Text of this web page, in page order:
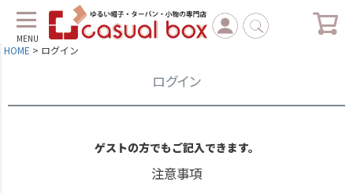
MENU
HOME ログイン
ログイン
ゲストの方でもご記入できます。
注意事項